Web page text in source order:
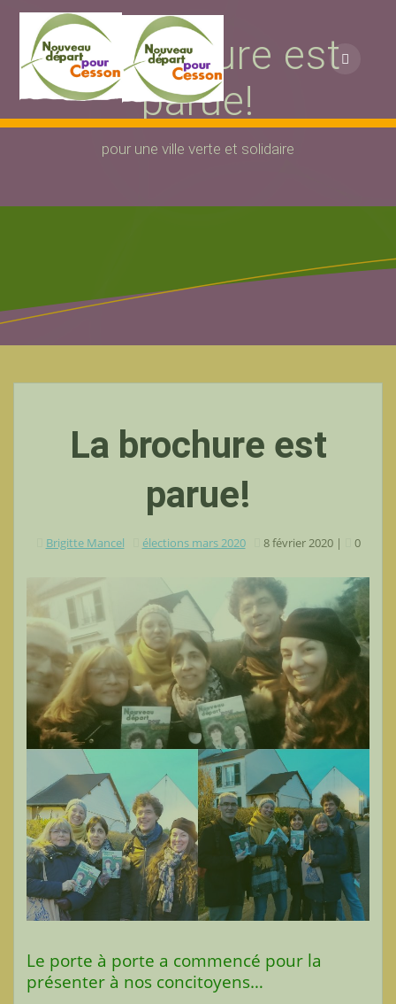
au
contenu
La brochure est
parue!
pour une ville verte et solidaire
La brochure est
parue!
Brigitte Mancel élections mars 2020 8 février 2020| 0
Le porte à porte a commencé pour la
présenter à nos concitoyens…